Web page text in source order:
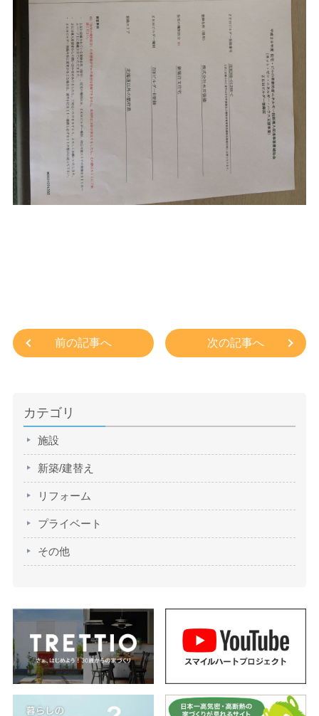
前の記事へ 次の記事へ
カテゴリ
施設
新築/建替え
リフォーム
プライベート
その他